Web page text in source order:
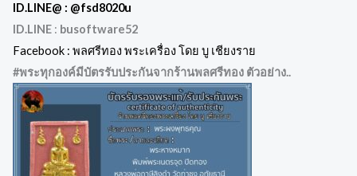
ID.LINE@ : @fsd8020u
ID.LINE : busoftware52
Facebook : พลศรีทอง พระเครื่อง โดย บู เชียงราย
#พระทุกองค์มีบัตรรับประกันจากร้านพลศรีทอง ตัวอย่าง..